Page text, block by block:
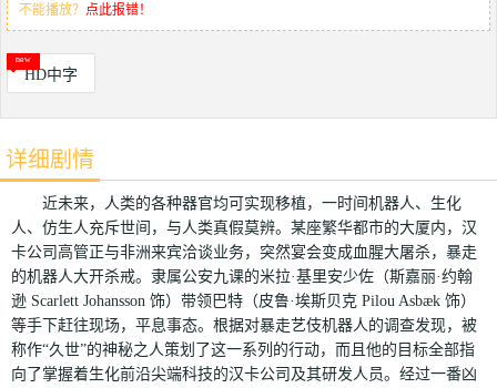
不能播放？ 点此报错！
HD中字
详细剧情
近未来，人类的各种器官均可实现移植，一时间机器人、生化
人、仿生人充斥世间，与人类真假莫辨。某座繁华都市的大厦内，汉
卡公司高管正与非洲来宾洽谈业务，突然宴会变成血腥大屠杀，暴走
的机器人大开杀戒。隶属公安九课的米拉·基里安少佐（斯嘉丽·约翰
逊 Scarlett Johansson 饰）带领巴特（皮鲁·埃斯贝克 Pilou Asbæk 饰）
等手下赶往现场，平息事态。根据对暴走艺伎机器人的调查发现，被
称作“久世”的神秘之人策划了这一系列的行动，而且他的目标全部指
向了掌握着生化前沿尖端科技的汉卡公司及其研发人员。经过一番凶